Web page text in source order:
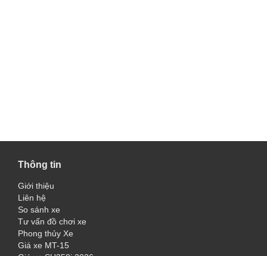
Thông tin
Giới thiệu
Liên hệ
So sánh xe
Tư vấn đồ chơi xe
Phong thủy Xe
Giá xe MT-15